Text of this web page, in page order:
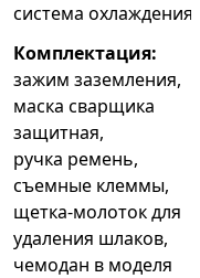
система охлаждения.
Комплектация:
зажим заземления,
маска сварщика
защитная,
ручка ремень,
съемные клеммы,
щетка-молоток для
удаления шлаков,
чемодан в моделя